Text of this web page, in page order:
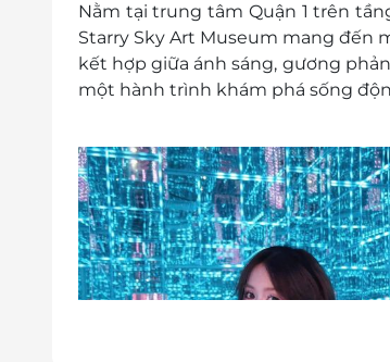
Nằm tại trung tâm Quận 1 trên
Starry Sky Art Museum mang đến
kết hợp giữa ánh sáng, gương
một hành trình khám phá sống